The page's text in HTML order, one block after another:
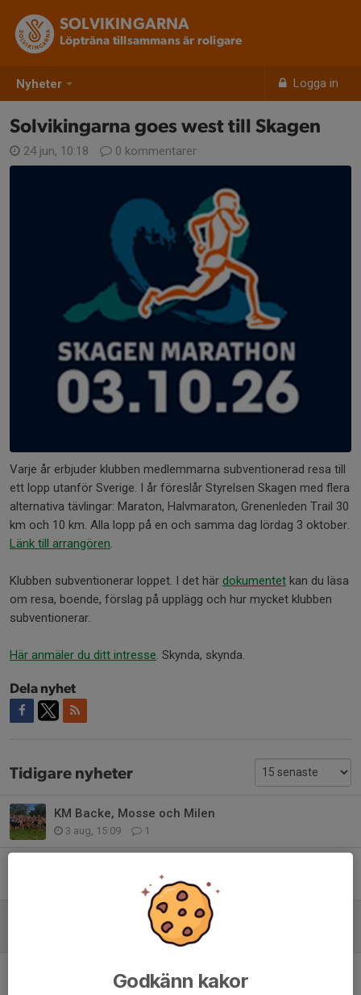
Nyheter Logga in
SOLVIKINGARNA
Löpträna tillsammans är roligare
Solvikingarna goes west till Skagen
24 jun, 10:18 0 kommentarer
Varje år erbjuder klubben medlemmarna subventionerad resa till
ett lopp utanför Sverige. I år föreslår Styrelsen Skagen med flera
alternativa tävlingar: Maraton, Halvmaraton, Grenenleden Trail 30
km och 10 km. Alla lopp på en och samma dag lördag 3 oktober.
Länk till arrangören.
Klubben subventionerar loppet. I det här dokumentet kan du läsa
om resa, boende, förslag på upplägg och hur mycket klubben
subventionerar.
Här anmäler du ditt intresse. Skynda, skynda.
Dela nyhet
Tidigare nyheter
KM Backe, Mosse och Milen
3 aug, 15:09 1
Solvikingarna goes west till Skagen
50 % rabatt Folksam Grand Prix
21 jun, 13:20 0
Godkänn kakor